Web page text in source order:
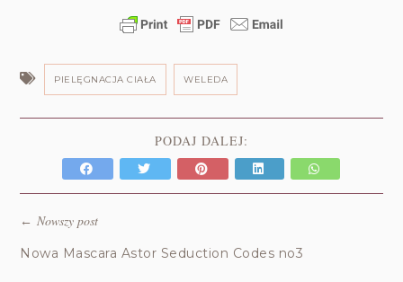
PIELĘGNACJA CIAŁA WELEDA
PODAJ DALEJ:
←Nowszy post
Nowa Mascara Astor Seduction Codes no3